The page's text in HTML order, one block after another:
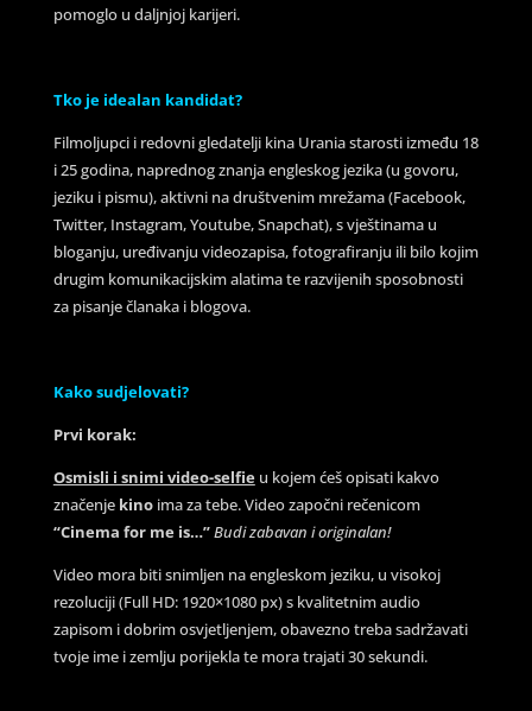
pomoglo u daljnjoj karijeri.
Tko je idealan kandidat?
Filmoljupci i redovni gledatelji kina Urania starosti između 18
i 25 godina, naprednog znanja engleskog jezika (u govoru,
jeziku i pismu), aktivni na društvenim mrežama (Facebook,
Twitter, Instagram, Youtube, Snapchat), s vještinama u
bloganju, uređivanju videozapisa, fotografiranju ili bilo kojim
drugim komunikacijskim alatima te razvijenih sposobnosti
za pisanje članaka i blogova.
Kako sudjelovati?
Prvi korak:
Osmisli i snimi video-selfieu kojem ćeš opisati kakvo
značenje kinoima za tebe. Video započni rečenicom
“Cinema for me is…”Budi zabavan i originalan!
Video mora biti snimljen na engleskom jeziku, u visokoj
rezoluciji (Full HD: 1920×1080 px) s kvalitetnim audio
zapisom i dobrim osvjetljenjem, obavezno treba sadržavati
tvoje ime i zemlju porijekla te mora trajati 30 sekundi.